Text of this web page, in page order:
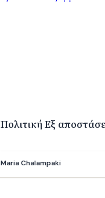
Πολιτική Εξ
Maria Chalampaki